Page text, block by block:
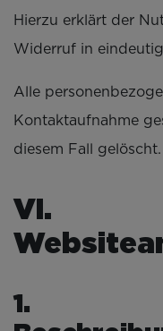
Hierzu erklärt der
Widerruf in
Alle
Kontaktaufnahme
diesem Fall gelöscht.